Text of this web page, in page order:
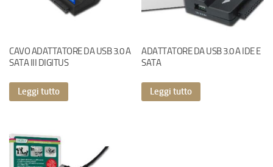
CAVO ADATTATORE DA USB 3.0 A
SATA III DIGITUS
Leggi tutto
ADATTATORE DA USB 3.0 A IDE E
SATA
Leggi tutto